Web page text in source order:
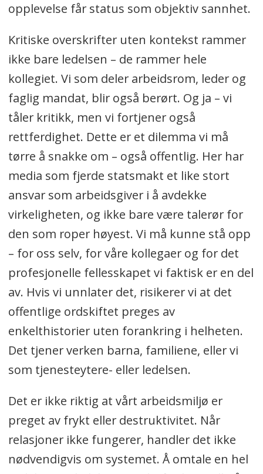
opplevelse får status som objektiv sannhet.
Kritiske overskrifter uten kontekst rammer
ikke bare ledelsen – de rammer hele
kollegiet. Vi som deler arbeidsrom, leder og
faglig mandat, blir også berørt. Og ja – vi
tåler kritikk, men vi fortjener også
rettferdighet. Dette er et dilemma vi må
tørre å snakke om – også offentlig. Her har
media som fjerde statsmakt et like stort
ansvar som arbeidsgiver i å avdekke
virkeligheten, og ikke bare være talerør for
den som roper høyest. Vi må kunne stå opp
– for oss selv, for våre kollegaer og for det
profesjonelle fellesskapet vi faktisk er en del
av. Hvis vi unnlater det, risikerer vi at det
offentlige ordskiftet preges av
enkelthistorier uten forankring i helheten.
Det tjener verken barna, familiene, eller vi
som tjenesteytere- eller ledelsen.
Det er ikke riktig at vårt arbeidsmiljø er
preget av frykt eller destruktivitet. Når
relasjoner ikke fungerer, handler det ikke
nødvendigvis om systemet. Å omtale en hel